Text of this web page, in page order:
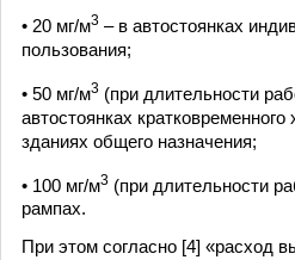
• 20 мг/м3 – в автостоянках
пользования;
• 50 мг/м3 (при длительности
автостоянках
зданиях общего назначения;
• 100 мг/м3 (при длительности
рампах.
При этом согласно [4] «расход